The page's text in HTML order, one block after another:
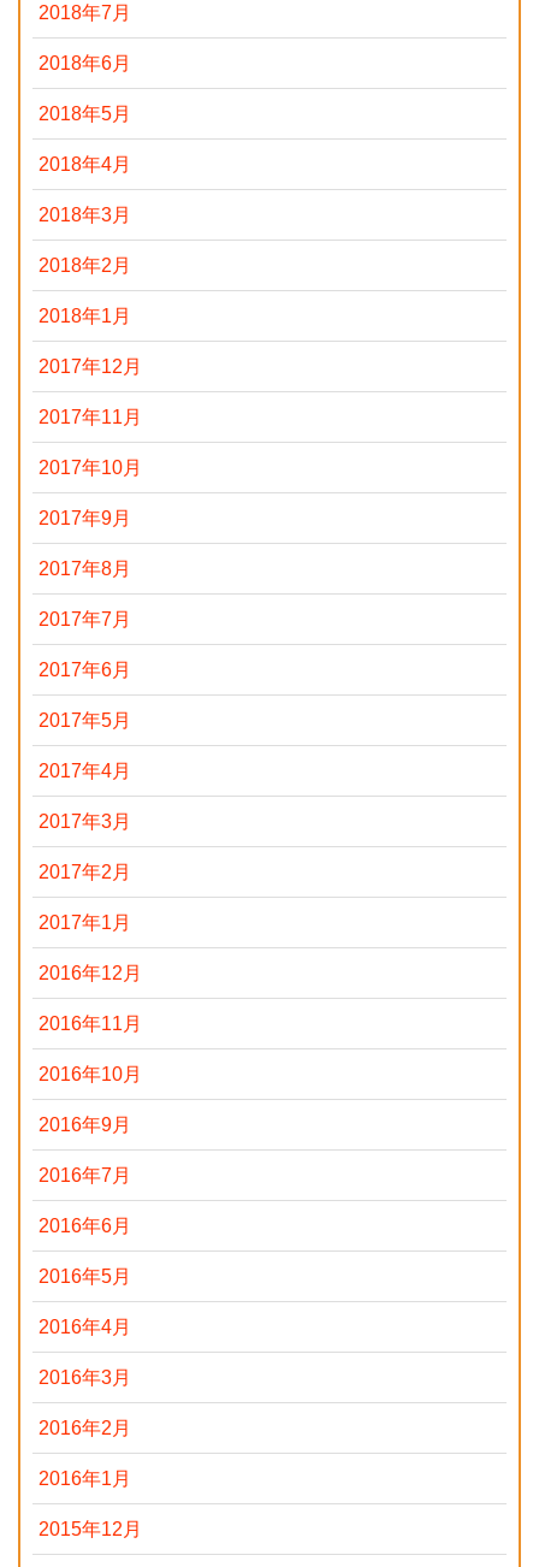
2018年7月
2018年6月
2018年5月
2018年4月
2018年3月
2018年2月
2018年1月
2017年12月
2017年11月
2017年10月
2017年9月
2017年8月
2017年7月
2017年6月
2017年5月
2017年4月
2017年3月
2017年2月
2017年1月
2016年12月
2016年11月
2016年10月
2016年9月
2016年7月
2016年6月
2016年5月
2016年4月
2016年3月
2016年2月
2016年1月
2015年12月